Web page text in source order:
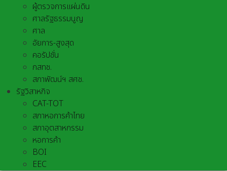
ผู้ตรวจการแผ่นดิน
ศาลรัฐธรรมนูญ
ศาล
อัยการ-สูงสุด
คอรัปชั่น
กสทช.
สภาพัฒน์ฯ สศช.
รัฐวิสาหกิจ
CAT-TOT
สภาหอการค้าไทย
สภาอุตสาหกรรม
หอการค้า
BOI
EEC